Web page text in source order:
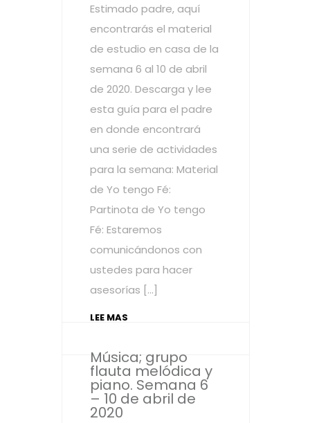
Estimado padre, aquí
encontrarás el material
de estudio en casa de la
semana 6 al 10 de abril
de 2020. Descarga y lee
esta guía para el padre
en donde encontrará
una serie de actividades
para la semana: Material
de Yo tengo Fé:
Partinota de Yo tengo
Fé: Estaremos
comunicándonos con
ustedes para hacer
asesorías […]
LEE MAS
Música; grupo
flauta melódica y
piano. Semana 6
– 10 de abril de
2020